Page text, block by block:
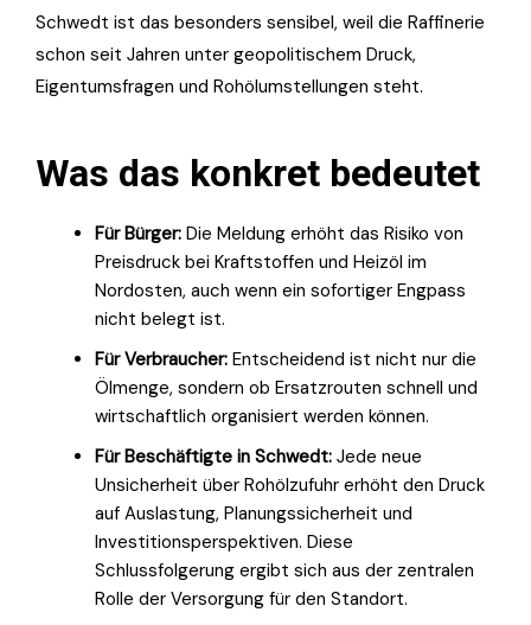
Schwedt ist das besonders sensibel, weil die Raffinerie
schon seit Jahren unter geopolitischem Druck,
Eigentumsfragen und Rohölumstellungen steht.
Was das konkret bedeutet
Für Bürger: Die Meldung erhöht das Risiko von
Preisdruck bei Kraftstoffen und Heizöl im
Nordosten, auch wenn ein sofortiger Engpass
nicht belegt ist.
Für Verbraucher: Entscheidend ist nicht nur die
Ölmenge, sondern ob Ersatzrouten schnell und
wirtschaftlich organisiert werden können.
Für Beschäftigte in Schwedt: Jede neue
Unsicherheit über Rohölzufuhr erhöht den Druck
auf Auslastung, Planungssicherheit und
Investitionsperspektiven. Diese
Schlussfolgerung ergibt sich aus der zentralen
Rolle der Versorgung für den Standort.